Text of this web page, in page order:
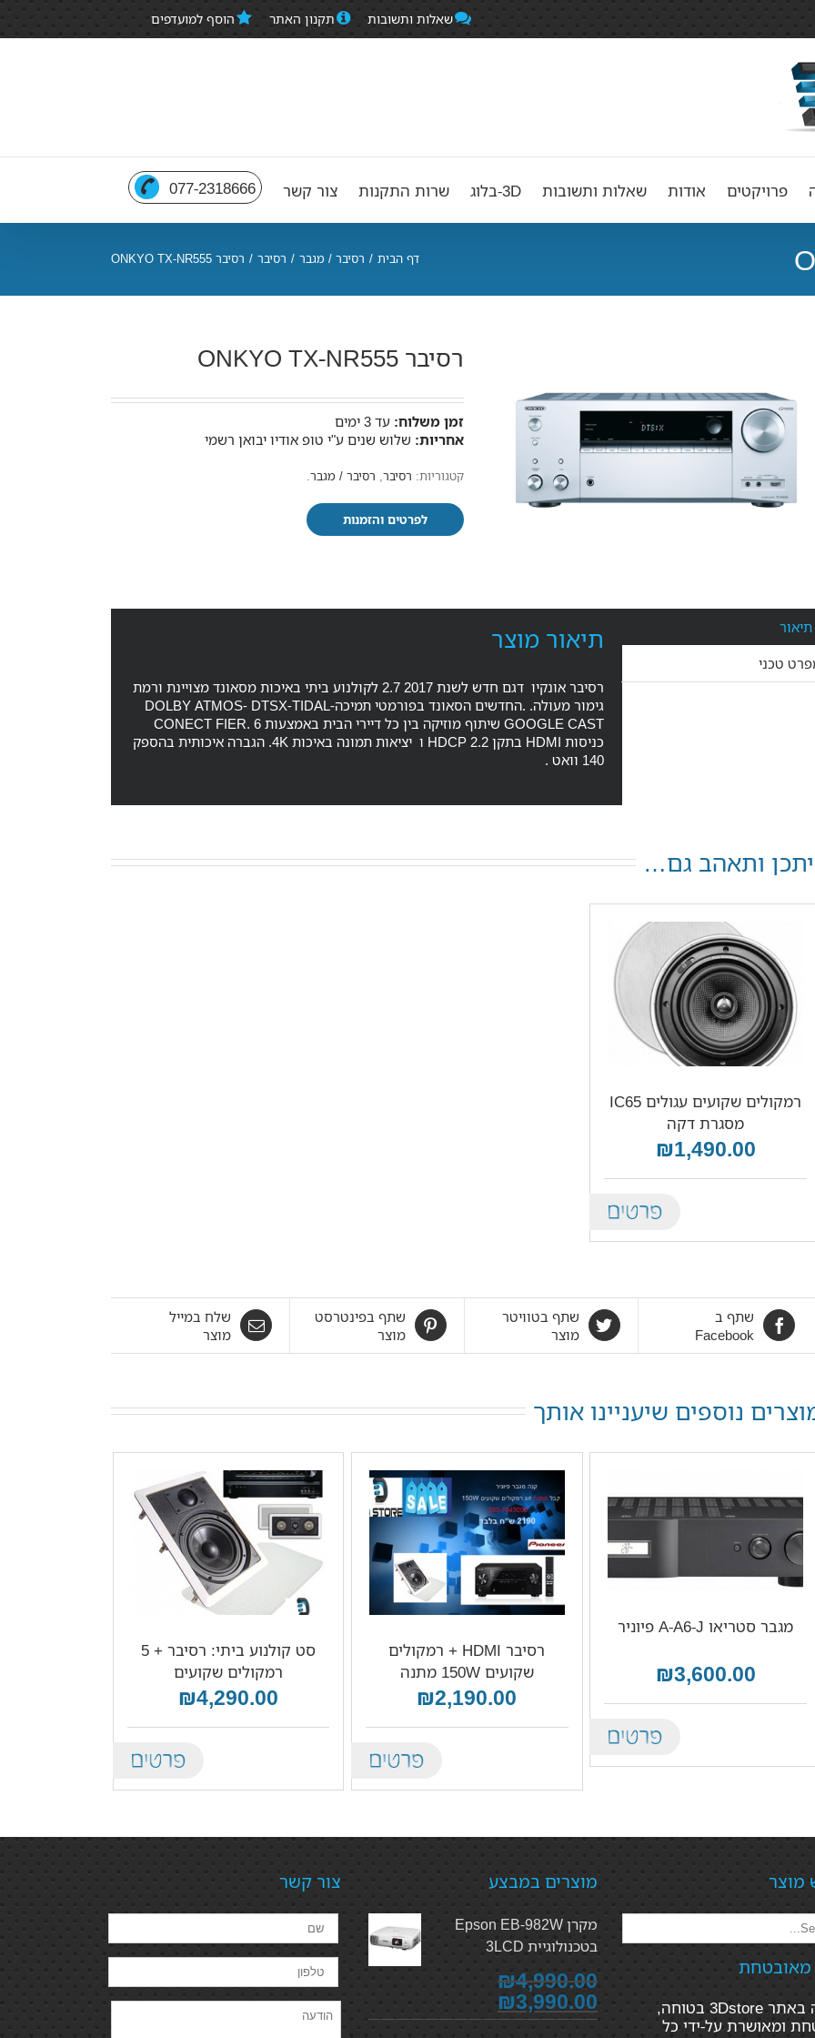
שאלות ותשובות תקנון האתר הוסף למועדפים
פרויקטים אודות שאלות ותשובות 3D-בלוג שרות התקנות צור קשר 077-2318666
דף הבית / רסיבר / מגבר / רסיבר / רסיבר ONKYO TX-NR555
רסיבר ONKYO TX-NR555
זמן משלוח: עד 3 ימים
אחריות: שלוש שנים ע"י טופ אודיו יבואן רשמי
קטגוריות: רסיבר, רסיבר / מגבר.
לפרטים והזמנות
תיאור
טכני
תיאור מוצר
רסיבר אונקיו דגם חדש לשנת 2017 2.7 לקולנוע ביתי באיכות מסאונד מצויינת ורמת
גימור מעולה. .החדשים הסאונד בפורמטי תמיכהDOLBY ATMOS- DTSX-TIDAL-
GOOGLE CAST שיתוף מוזיקה בין כל דיירי הבית באמצעות CONECT FIER. 6
כניסות HDMI בתקן HDCP 2.2 ו יציאות תמונה באיכות 4K. הגברה איכותית בהספק
140 וואט .
ותאהב גם…
רמקולים שקועים עגולים IC65
מסגרת דקה
₪1,490.00
Details
שתף ב
Facebook
שתף בטוויטר
מוצר
שתף בפינטרסט
מוצר
שלח במייל
מוצר
נוספים שיעניינו אותך
מגבר סטריאו A-A6-J פיוניר
₪3,600.00
Details
רסיבר HDMI + רמקולים
שקועים 150W מתנה
₪2,190.00
Details
סט קולנוע ביתי: רסיבר + 5
רמקולים שקועים
₪4,290.00
Details
מוצר
מאובטחת
הקנייה באתר 3Dstore בטוחה,
ומאושרת על-ידי כל
מוצרים במבצע
מקרן Epson EB-982W
בטכנולוגיית 3LCD
₪4,990.00
₪3,990.00
צור קשר